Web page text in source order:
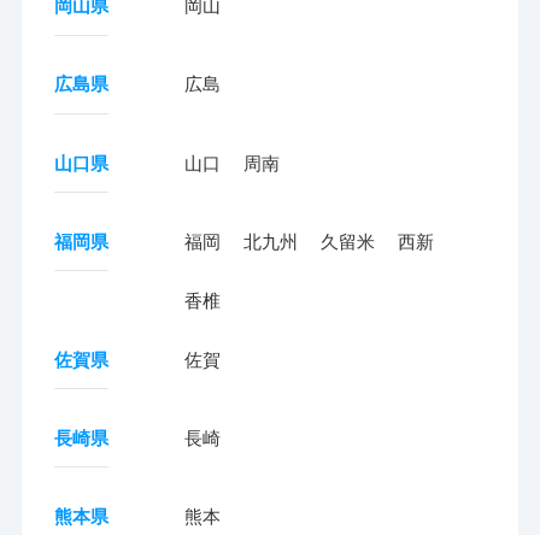
岡山県 岡山
広島県 広島
山口県 山口 周南
福岡県 福岡 北九州 久留米 西新
香椎
佐賀県 佐賀
長崎県 長崎
熊本県 熊本